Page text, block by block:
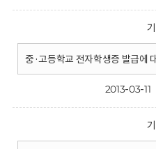
중·고등학교 전자학생증 발급에
2013-03-11